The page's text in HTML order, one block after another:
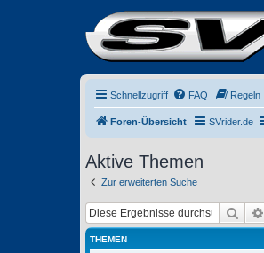
Schnellzugriff FAQ Regeln
Foren-Übersicht SVrider.de
Aktive Themen
Zur erweiterten Suche
Suche
THEMEN